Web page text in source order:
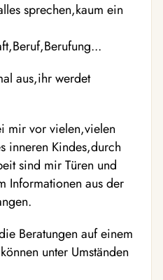
sprechen,kaum ein
aus,ihr werdet
mir vor vielen,vielen
inneren Kindes,durch
sind mir Türen und
Informationen aus der
Beratungen auf einem
unter Umständen